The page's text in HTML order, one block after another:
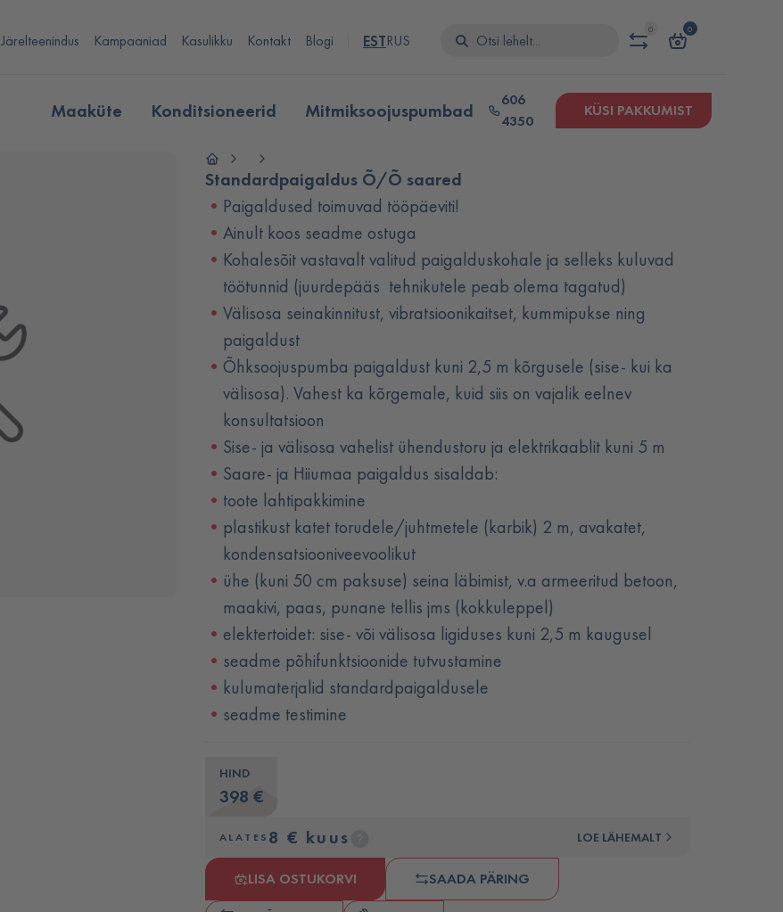
Järelteenindus Kampaaniad Kasulikku Kontakt Blogi ESTRUS
0 0
Maaküte Konditsioneerid Mitmiksoojuspumbad
606
4350
KÜSI PAKKUMIST
Standardpaigaldus Õ/Õ saared
Paigaldused toimuvad tööpäeviti!
Ainult koos seadme ostuga
Kohalesõit vastavalt valitud paigalduskohale ja selleks kuluvad
töötunnid (juurdepääs tehnikutele peab olema tagatud)
Välisosa seinakinnitust, vibratsioonikaitset, kummipukse ning
paigaldust
Õhksoojuspumba paigaldust kuni 2,5 m kõrgusele (sise- kui ka
välisosa). Vahest ka kõrgemale, kuid siis on vajalik eelnev
konsultatsioon
Sise- ja välisosa vahelist ühendustoru ja elektrikaablit kuni 5 m
Saare- ja Hiiumaa paigaldus sisaldab:
toote lahtipakkimine
plastikust katet torudele/juhtmetele (karbik) 2 m, avakatet,
kondensatsiooniveevoolikut
ühe (kuni 50 cm paksuse) seina läbimist, v.a armeeritud betoon,
maakivi, paas, punane tellis jms (kokkuleppel)
elektertoidet: sise- või välisosa ligiduses kuni 2,5 m kaugusel
seadme põhifunktsioonide tutvustamine
kulumaterjalid standardpaigaldusele
seadme testimine
HIND
398 €
ALATES 8 € kuus LOE LÄHEMALT
LISA OSTUKORVI SAADA PÄRING